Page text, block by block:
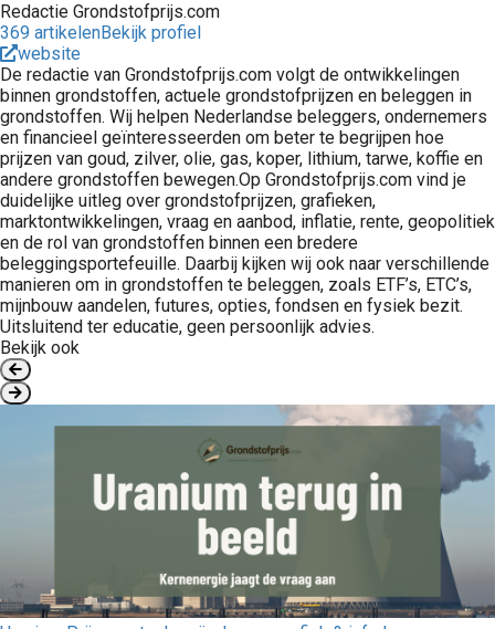
Redactie Grondstofprijs.com
369 artikelenBekijk profiel
website
De redactie van Grondstofprijs.com volgt de ontwikkelingen
binnen grondstoffen, actuele grondstofprijzen en beleggen in
grondstoffen. Wij helpen Nederlandse beleggers, ondernemers
en financieel geïnteresseerden om beter te begrijpen hoe
prijzen van goud, zilver, olie, gas, koper, lithium, tarwe, koffie en
andere grondstoffen bewegen.Op Grondstofprijs.com vind je
duidelijke uitleg over grondstofprijzen, grafieken,
marktontwikkelingen, vraag en aanbod, inflatie, rente, geopolitiek
en de rol van grondstoffen binnen een bredere
beleggingsportefeuille. Daarbij kijken wij ook naar verschillende
manieren om in grondstoffen te beleggen, zoals ETF’s, ETC’s,
mijnbouw aandelen, futures, opties, fondsen en fysiek bezit.
Uitsluitend ter educatie, geen persoonlijk advies.
Bekijk ook